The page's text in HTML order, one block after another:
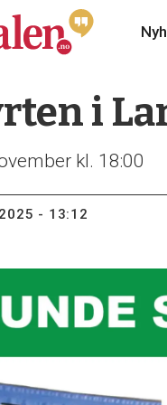
i
kl. 18:00
- 13:12